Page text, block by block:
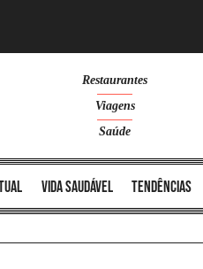
Restaurantes
Viagens
Saúde
vida saudável tendências